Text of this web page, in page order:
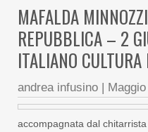
MAFALDA
REPUBBLICA – 2
ITALIANO CULTURA
andrea infusino |
accompagnata dal